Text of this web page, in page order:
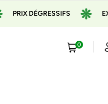
PRIX DÉGRESSIFS
0